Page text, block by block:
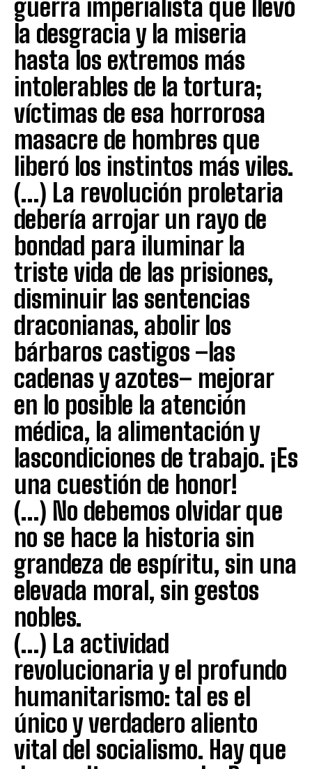
guerra imperialista que llevó
la desgracia y la miseria
hasta los extremos más
intolerables de la tortura;
víctimas de esa horrorosa
masacre de hombres que
liberó los instintos más viles.
(…) La revolución proletaria
debería arrojar un rayo de
bondad para iluminar la
triste vida de las prisiones,
disminuir las sentencias
draconianas, abolir los
bárbaros castigos –las
cadenas y azotes– mejorar
en lo posible la atención
médica, la alimentación y
lascondiciones de trabajo. ¡Es
una cuestión de honor!
(…) No debemos olvidar que
no se hace la historia sin
grandeza de espíritu, sin una
elevada moral, sin gestos
nobles.
(…) La actividad
revolucionaria y el profundo
humanitarismo: tal es el
único y verdadero aliento
vital del socialismo. Hay que